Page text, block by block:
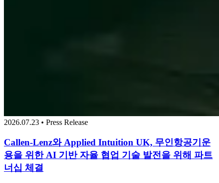
2026.07.23 • Press Release
Callen-Lenz와 Applied Intuition UK, 무인항공기운
용을 위한 AI 기반 자율 협업 기술 발전을 위해 파트
너십 체결